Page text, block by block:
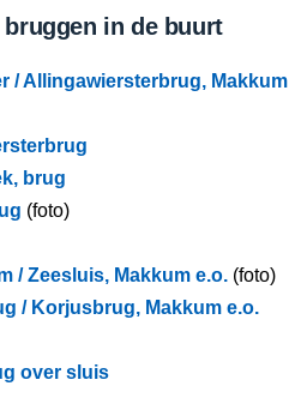
in de buurt
/ Allingawiersterbrug, Makkum
brug
(foto)
/ Zeesluis, Makkum e.o. (foto)
/ Korjusbrug, Makkum e.o.
over sluis